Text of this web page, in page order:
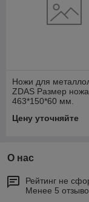
Ножи для
ZDAS Размер
463*150*60 мм.
Цену уточняйте
О нас
Рейтинг не
Менее 5